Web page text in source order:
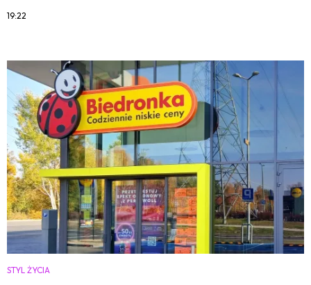
19:22
STYL ŻYCIA